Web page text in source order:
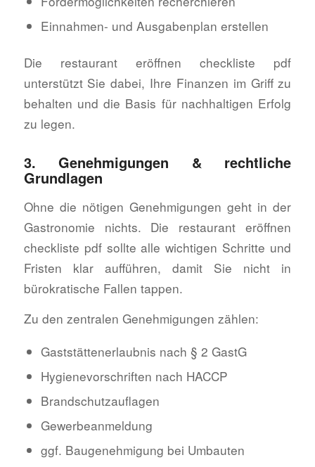
Einnahmen- und Ausgabenplan erstellen
Die restaurant eröffnen checkliste pdf
unterstützt Sie dabei, Ihre Finanzen im Griff zu
behalten und die Basis für nachhaltigen Erfolg
zu legen.
3. Genehmigungen & rechtliche
Grundlagen
Ohne die nötigen Genehmigungen geht in der
Gastronomie nichts. Die restaurant eröffnen
checkliste pdf sollte alle wichtigen Schritte und
Fristen klar aufführen, damit Sie nicht in
bürokratische Fallen tappen.
Zu den zentralen Genehmigungen zählen:
Gaststättenerlaubnis nach § 2 GastG
Hygienevorschriften nach HACCP
Brandschutzauflagen
Gewerbeanmeldung
ggf. Baugenehmigung bei Umbauten